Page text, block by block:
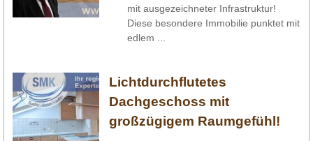
mit ausgezeichneter Infrastruktur!
Diese besondere Immobilie punktet mit
edlem ...
Lichtdurchflutetes
Dachgeschoss mit
großzügigem Raumgefühl!